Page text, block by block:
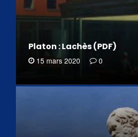
Platon : Lachès (PDF)
15 mars 2020 0